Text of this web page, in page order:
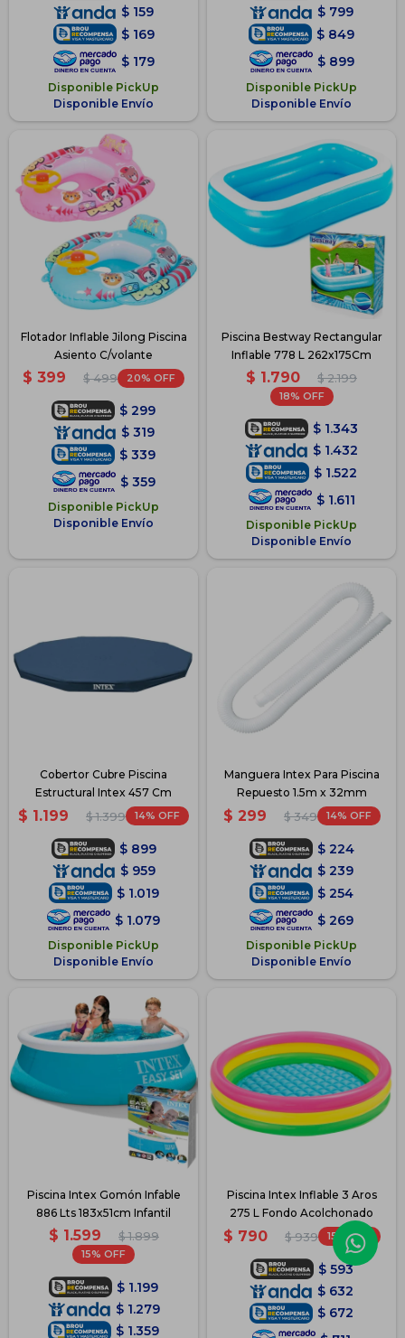
$ 159
$ 169
$ 179
Disponible PickUp
Disponible Envío
$ 799
$ 849
$ 899
Disponible PickUp
Disponible Envío
Flotador Inflable Jilong Piscina
Asiento C/volante
$ 399 $ 499 20
$ 299
$ 319
$ 339
$ 359
Disponible PickUp
Disponible Envío
Piscina Bestway Rectangular
Inflable 778 L 262x175Cm
$ 1.790 $ 2.199
18
$ 1.343
$ 1.432
$ 1.522
$ 1.611
Disponible PickUp
Disponible Envío
Cobertor Cubre Piscina
Estructural Intex 457 Cm
$ 1.199 $ 1.399 14
$ 899
$ 959
$ 1.019
$ 1.079
Disponible PickUp
Disponible Envío
Manguera Intex Para Piscina
Repuesto 1.5m x 32mm
$ 299 $ 349 14
$ 224
$ 239
$ 254
$ 269
Disponible PickUp
Disponible Envío
Piscina Intex Gomón Infable
886 Lts 183x51cm Infantil
$ 1.599 $ 1.899
15
$ 1.199
$ 1.279
$ 1.359
Piscina Intex Inflable 3 Aros
275 L Fondo Acolchonado
$ 790 $ 939 15
$ 593
$ 632
$ 672